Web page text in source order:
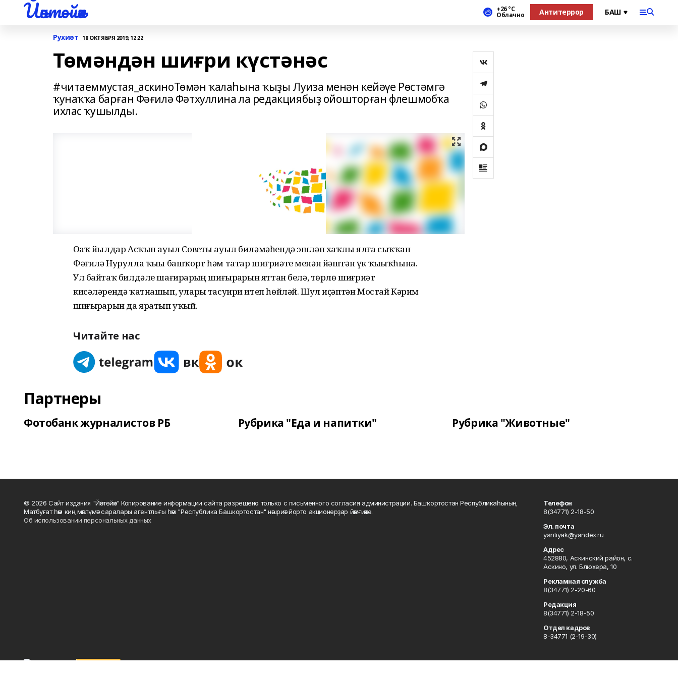
Йәнтөйәк +26 °С
Облачно Антитеррор
Рухиәт 18 ОКТЯБРЯ 2019, 12:22
Төмәндән шиғри күстәнәс
#читаеммустая_аскиноТөмән ҡалаһына ҡыҙы Луиза менән кейәүе Рөстәмгә
ҡунаҡҡа барған Фәғилә Фәтхуллина ла редакциябыҙ ойошторған флешмобҡа
ихлас ҡушылды.
Оҙаҡ йылдар Асҡын ауыл Советы ауыл биләмәһендә эшләп хаҡлы ялға сыҡҡан
Фәғилә Нурулла ҡыҙы башҡорт һәм татар шиғриәте менән йәштән үк ҡыҙыҡһына.
Ул байтаҡ билдәле шағирҙарҙың шиғырҙарын яттан белә, төрлө шиғриәт
кисәләрендә ҡатнашып, уларҙы тасуири итеп һөйләй. Шул иҫәптән Мостай Кәрим
шиғырҙарын да яратып уҡый.
Читайте нас
Партнеры
Фотобанк журналистов РБ Рубрика "Еда и напитки" Рубрика "Животные"
© 2026 Сайт издания "Йәнтөйәк" Копирование информации сайта разрешено только с письменного согласия администрации. Башҡортостан Республикаһының
Матбуғат һәм киң мәғлүмәт саралары агентлығы һәм "Республика Башкортостан" нәшриәт йорто акционерҙар йәмғиәте.
Об использовании персональных данных
Телефон
8(34771) 2-18-50
Эл. почта
yantiyak@yandex.ru
Адрес
452880, Аскинский район, с.
Аскино, ул. Блюхера, 10
Рекламная служба
8(34771) 2-20-60
Редакция
8(34771) 2-18-50
Отдел кадров
8-34771 (2-19-30)